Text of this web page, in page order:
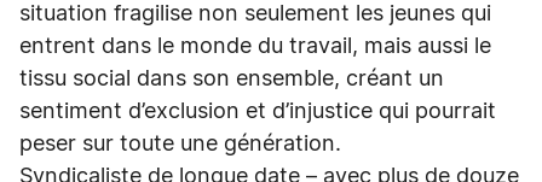
situation fragilise non seulement les jeunes qui
entrent dans le monde du travail, mais aussi le
tissu social dans son ensemble, créant un
sentiment d’exclusion et d’injustice qui pourrait
peser sur toute une génération.
Syndicaliste de longue date – avec plus de douze